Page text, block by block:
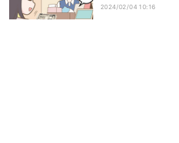
2024/02/04 10:16